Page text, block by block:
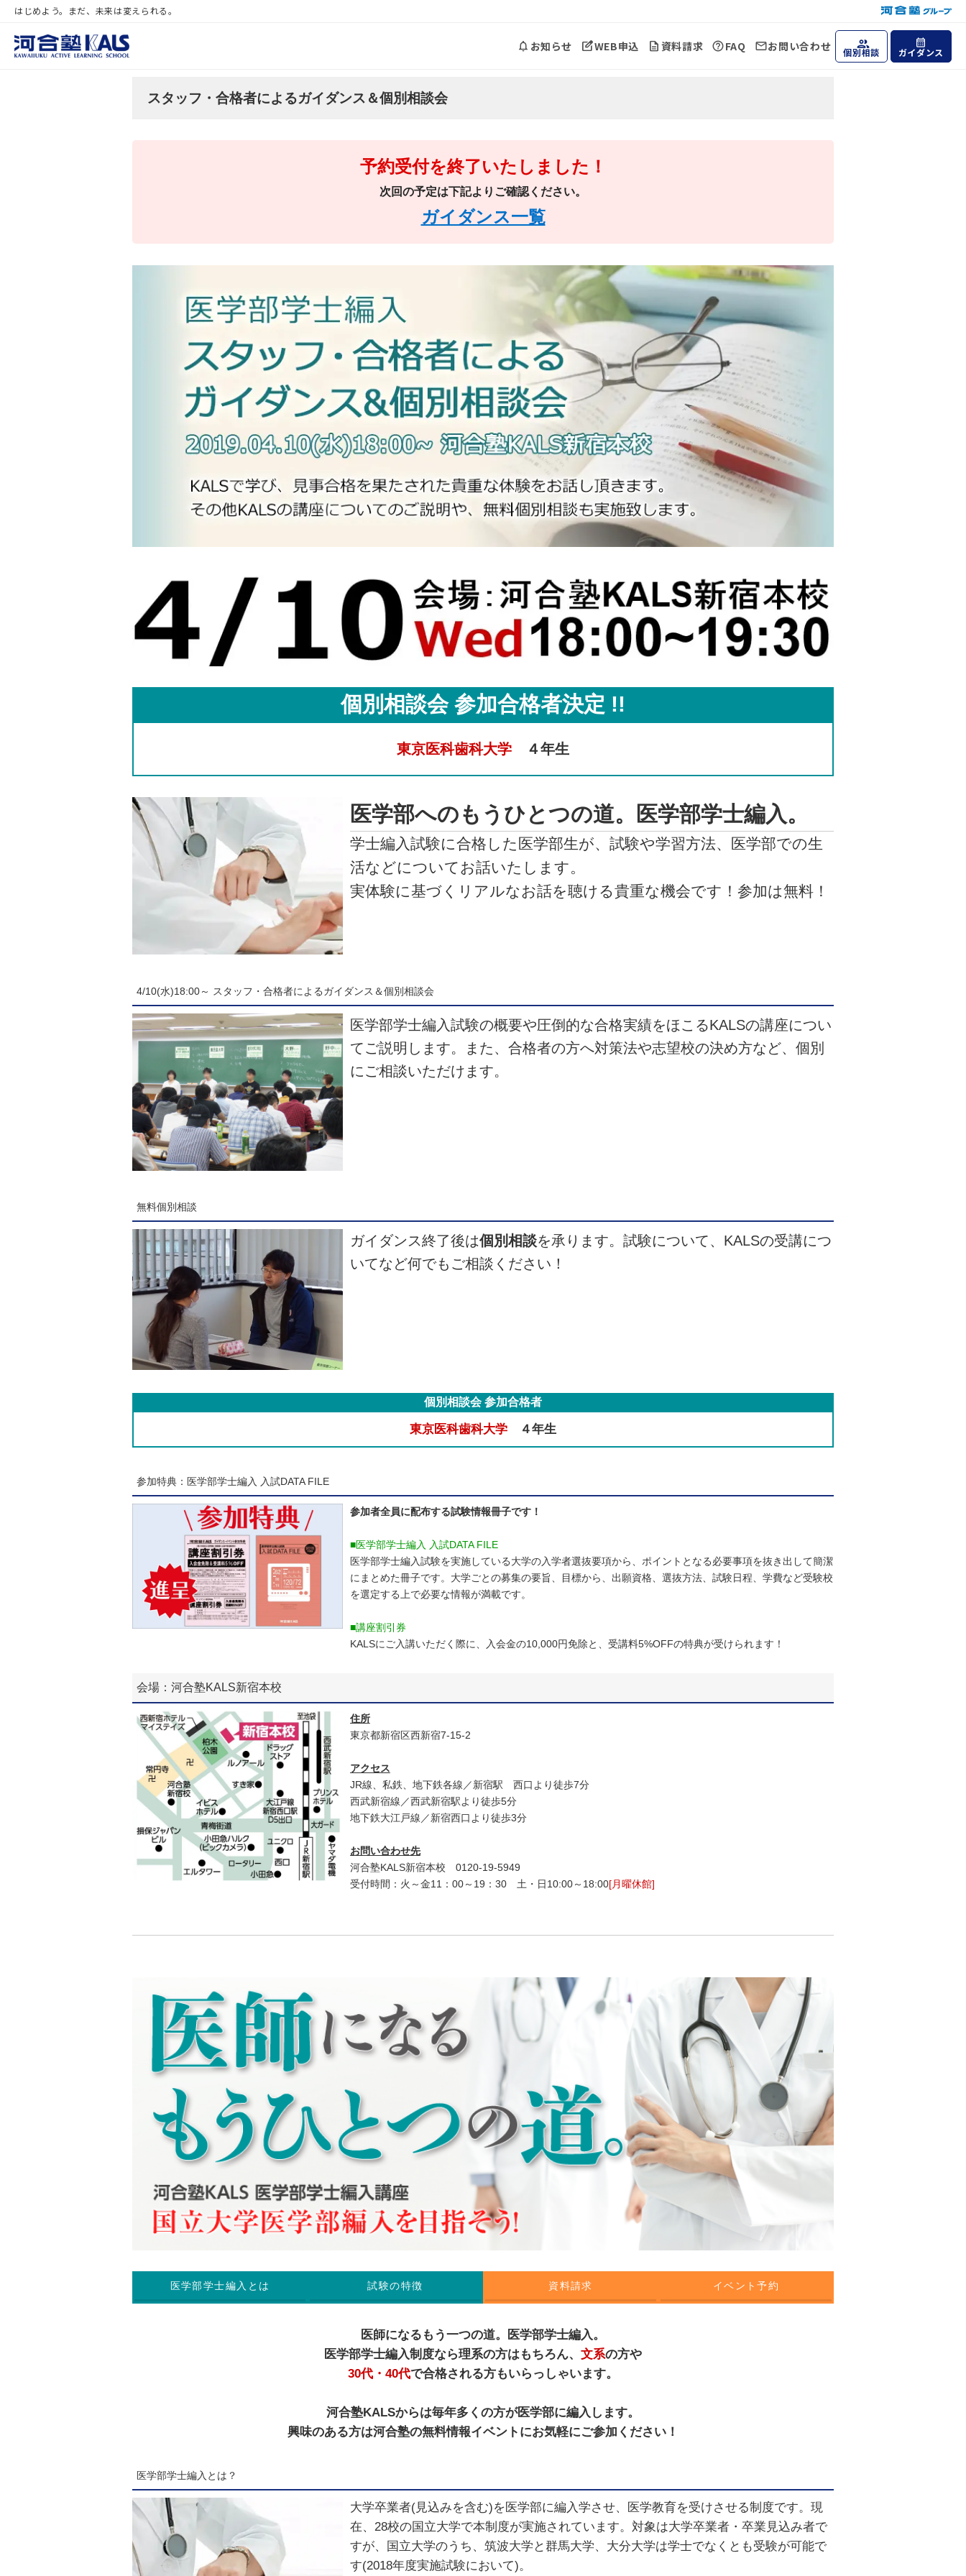
はじめよう。まだ、未来は変えられる。
お知らせ WEB申込 資料請求 FAQ お問い合わせ 個別相談 ガイダンス
スタッフ・合格者によるガイダンス＆個別相談会
予約受付を終了いたしました！
次回の予定は下記よりご確認ください。
ガイダンス一覧
個別相談会 参加合格者決定 !!
東京医科歯科大学 ４年生
医学部へのもうひとつの道。医学部学士編入。
学士編入試験に合格した医学部生が、試験や学習方法、医学部での生
活などについてお話いたします。
実体験に基づくリアルなお話を聴ける貴重な機会です！参加は無料！
4/10(水)18:00～ スタッフ・合格者によるガイダンス＆個別相談会
医学部学士編入試験の概要や圧倒的な合格実績をほこるKALSの講座につい
てご説明します。また、合格者の方へ対策法や志望校の決め方など、個別
にご相談いただけます。
無料個別相談
ガイダンス終了後は個別相談を承ります。試験について、KALSの受講につ
いてなど何でもご相談ください！
個別相談会 参加合格者
東京医科歯科大学 ４年生
参加特典：医学部学士編入 入試DATA FILE
参加者全員に配布する試験情報冊子です！
■医学部学士編入 入試DATA FILE
医学部学士編入試験を実施している大学の入学者選抜要項から、ポイントとなる必要事項を抜き出して簡潔
にまとめた冊子です。大学ごとの募集の要旨、目標から、出願資格、選抜方法、試験日程、学費など受験校
を選定する上で必要な情報が満載です。
■講座割引券
KALSにご入講いただく際に、入会金の10,000円免除と、受講料5%OFFの特典が受けられます！
会場：河合塾KALS新宿本校
住所
東京都新宿区西新宿7-15-2
アクセス
JR線、私鉄、地下鉄各線／新宿駅 西口より徒歩7分
西武新宿線／西武新宿駅より徒歩5分
地下鉄大江戸線／新宿西口より徒歩3分
お問い合わせ先
河合塾KALS新宿本校 0120‐19‐5949
受付時間：火～金11：00～19：30 土・日10:00～18:00[月曜休館]
医学部学士編入とは 試験の特徴 資料請求 イベント予約
医師になるもう一つの道。医学部学士編入。
医学部学士編入制度なら理系の方はもちろん、 文系の方や
30代・40代で合格される方もいらっしゃいます。
河合塾KALSからは毎年多くの方が医学部に編入します。
興味のある方は河合塾の無料情報イベントにお気軽にご参加ください！
医学部学士編入とは？
大学卒業者(見込みを含む)を医学部に編入学させ、医学教育を受けさせる制度です。現
在、28校の国立大学で本制度が実施されています。対象は大学卒業者・卒業見込み者で
すが、国立大学のうち、筑波大学と群馬大学、大分大学は学士でなくとも受験が可能で
す(2018年度実施試験において)。